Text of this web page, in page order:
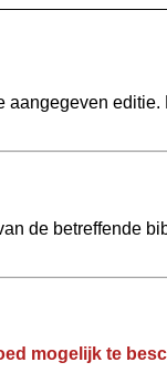
de betreffende
mogelijk te